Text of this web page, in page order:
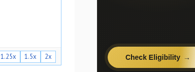
1.25x 1.5x 2x